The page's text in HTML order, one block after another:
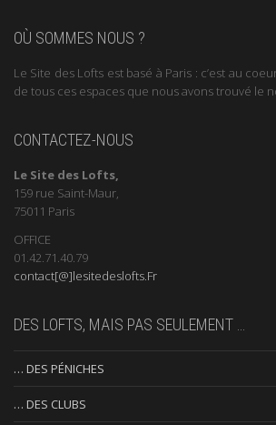
OÙ SOMMES NOUS ?
Le Site des Lofts est basé à Paris : c’est au
de tous ces espaces que nous avons trouvé le
CONTACTEZ-NOUS
Le Site des Lofts,
159 rue Saint-Maur,
75011 Paris
OFFICE
01.42.71.40.79
contact[@]lesitedeslofts.Fr
DES LOFTS, MAIS PAS SEULEMENT …
… DES PÉNICHES
… DES CLUBS